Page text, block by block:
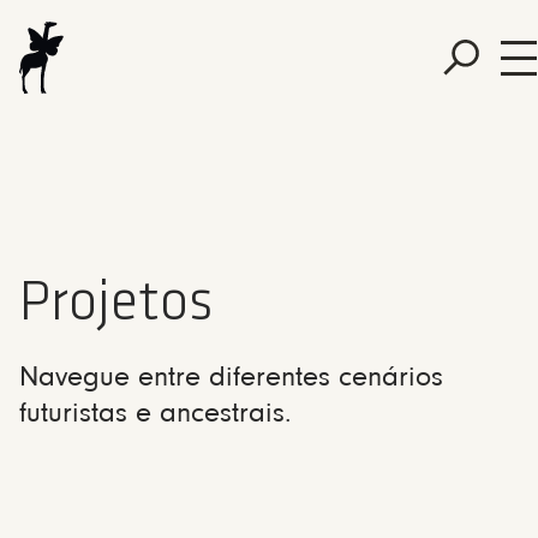
Projetos
Navegue entre diferentes cenários
futuristas e ancestrais.